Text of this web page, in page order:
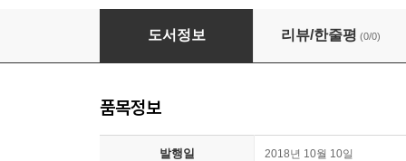
도서정보 리뷰/한줄평 (0/0)
품목정보
발행일 2018년 10월 10일